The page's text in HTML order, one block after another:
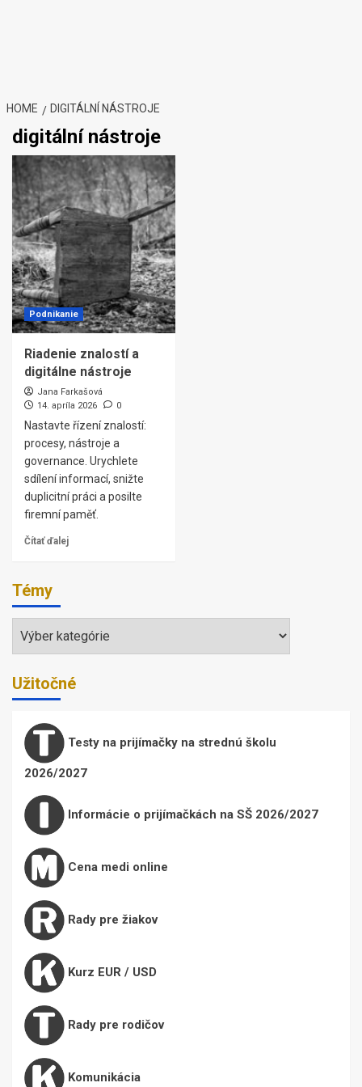
HOME DIGITÁLNÍ NÁSTROJE
digitální nástroje
Podnikanie
Riadenie znalostí a
digitálne nástroje
Jana Farkašová
14. apríla 2026
0
Nastavte řízení znalostí:
procesy, nástroje a
governance. Urychlete
sdílení informací, snižte
duplicitní práci a posilte
firemní paměť.
Čítať ďalej
Témy
Témy
Užitočné
Testy na prijímačky na strednú školu
2026/2027
Informácie o prijímačkách na SŠ 2026/2027
Cena medi online
Rady pre žiakov
Kurz EUR / USD
Rady pre rodičov
Komunikácia